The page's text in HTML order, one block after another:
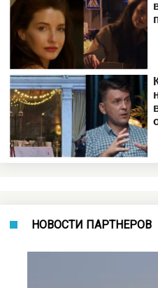
НОВОСТИ ПАРТНЕРОВ